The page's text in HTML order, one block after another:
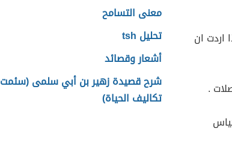
اردت ان
.
معنى التسامح
تحليل tsh
أشعار وقصائد
شرح قصيدة زهير بن أبي سلمى (سئمت
تكاليف الحياة)